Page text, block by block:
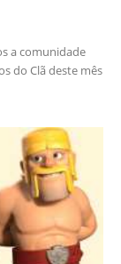
a comunidade
do Clã deste mês